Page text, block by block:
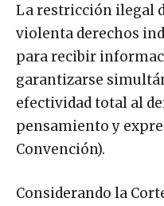
La restricción ilegal
violenta derechos
para recibir
garantizarse
efectividad total al
pensamiento y
Convención).
Considerando la